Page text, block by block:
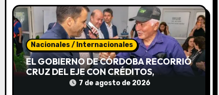
t
r
a
d
Nacionales / Internacionales
EL GOBIERNO DE CÓRDOBA RECORRIÓ
CRUZ DEL EJE CON CRÉDITOS,
CAPACITACIÓN Y APOYO A
7 de agosto de 2026